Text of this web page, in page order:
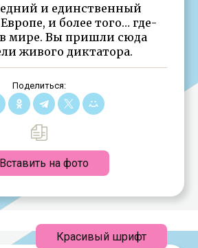
и единственный
и более того… где-
мире. Вы пришли сюда
живого диктатора.
Поделиться:
Вставить на фото
Красивый шрифт